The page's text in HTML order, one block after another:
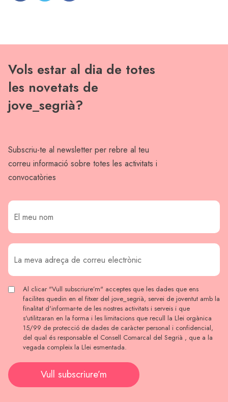
Vols estar al dia de totes
les novetats de
jove_segrià?
Subscriu-te al newsletter per rebre al teu
correu informació sobre totes les activitats i
convocatòries
Al clicar "Vull subscriure’m" acceptes que les dades que ens
facilites quedin en el fitxer del jove_segrià, servei de joventut amb la
finalitat d'informar-te de les nostres activitats i serveis i que
s'utilitzaran en la forma i les limitacions que recull la Llei orgànica
15/99 de protecció de dades de caràcter personal i confidencial,
del qual és responsable el Consell Comarcal del Segrià , que a la
vegada compleix la Llei esmentada.
Vull subscriure’m